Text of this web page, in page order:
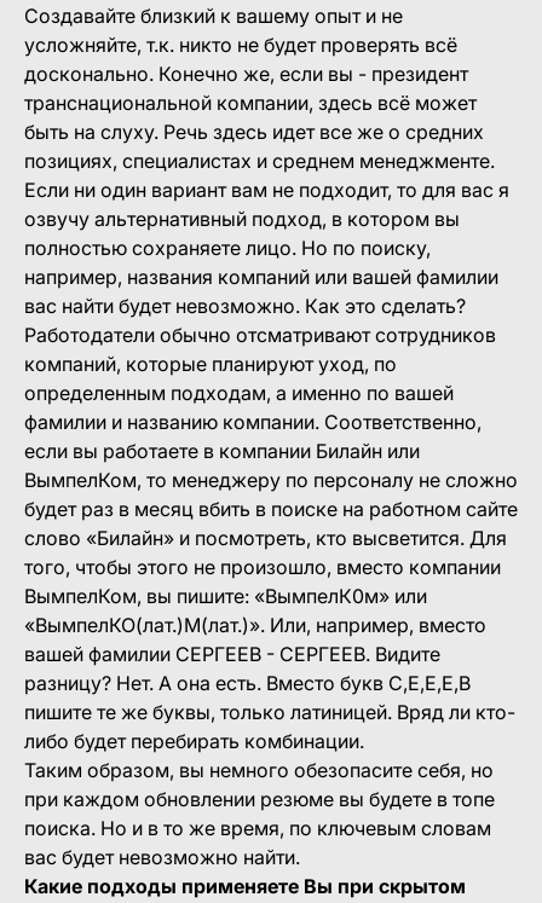
Создавайте близкий к вашему опыт и не
усложняйте, т.к. никто не будет проверять всё
досконально. Конечно же, если вы - президент
транснациональной компании, здесь всё может
быть на слуху. Речь здесь идет все же о средних
позициях, специалистах и среднем менеджменте.
Если ни один вариант вам не подходит, то для вас я
озвучу альтернативный подход, в котором вы
полностью сохраняете лицо. Но по поиску,
например, названия компаний или вашей фамилии
вас найти будет невозможно. Как это сделать?
Работодатели обычно отсматривают сотрудников
компаний, которые планируют уход, по
определенным подходам, а именно по вашей
фамилии и названию компании. Соответственно,
если вы работаете в компании Билайн или
ВымпелКом, то менеджеру по персоналу не сложно
будет раз в месяц вбить в поиске на работном сайте
слово «Билайн» и посмотреть, кто высветится. Для
того, чтобы этого не произошло, вместо компании
ВымпелКом, вы пишите: «ВымпелК0м» или
«ВымпелКО(лат.)М(лат.)». Или, например, вместо
вашей фамилии СЕРГЕЕВ - СЕРГЕЕВ. Видите
разницу? Нет. А она есть. Вместо букв С,Е,Е,Е,В
пишите те же буквы, только латиницей. Вряд ли кто-
либо будет перебирать комбинации.
Таким образом, вы немного обезопасите себя, но
при каждом обновлении резюме вы будете в топе
поиска. Но и в то же время, по ключевым словам
вас будет невозможно найти.
Какие подходы применяете Вы при скрытом